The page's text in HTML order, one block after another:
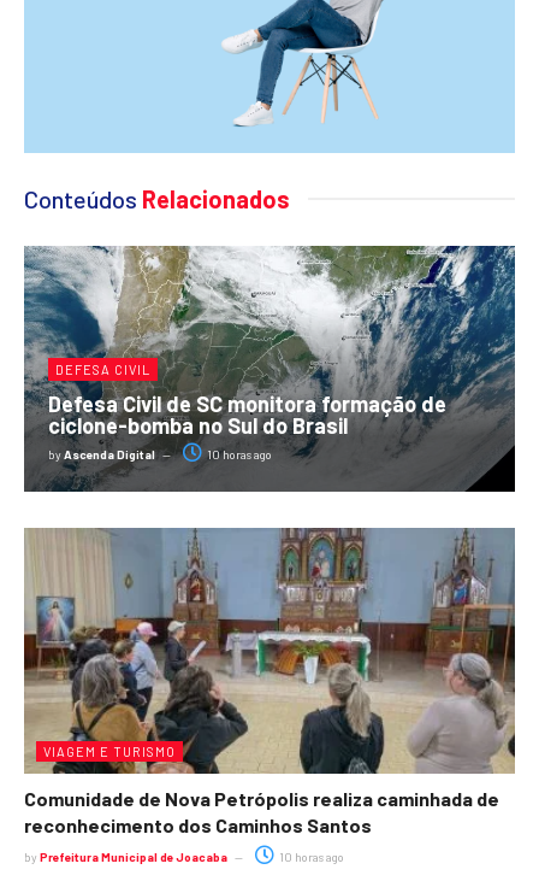
Conteúdos Relacionados
DEFESA CIVIL
Defesa Civil de SC monitora formação de
ciclone-bomba no Sul do Brasil
byAscenda Digital 10 horas ago
VIAGEM E TURISMO
Comunidade de Nova Petrópolis realiza caminhada de
reconhecimento dos Caminhos Santos
by Prefeitura Municipal de Joacaba 10 horas ago